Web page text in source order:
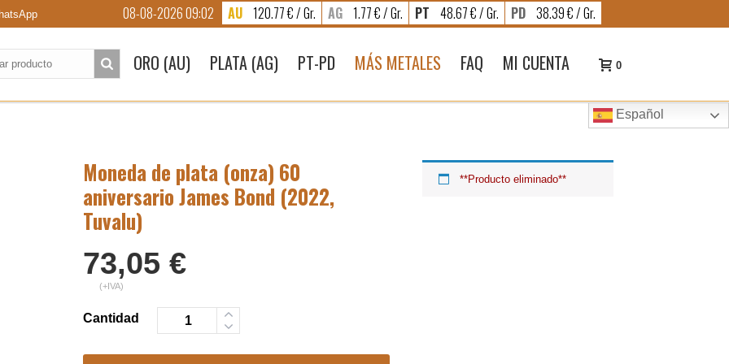
08-08-2026 09:02 AU 120.77 € / Gr. AG 1.77 € / Gr. PT 48.67 € / Gr. PD 38.39 € / Gr.
ORO (AU) PLATA (AG) PT-PD MÁS METALES FAQ MI CUENTA 0
Español
Moneda de plata (onza) 60
aniversario James Bond (2022,
Tuvalu)
73,05€
(+IVA)
Cantidad
**Producto eliminado**